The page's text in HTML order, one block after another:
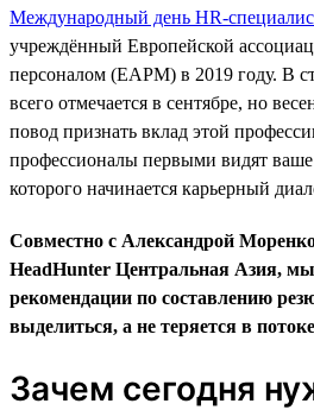
Международный день HR-
учреждённый Европейской
персоналом (EAPM) в 2019 году. В
всего отмечается в сентябре, но
повод признать вклад этой
профессионалы первыми видят
которого начинается карьерный
Совместно с Александрой
HeadHunter Центральная Азия,
рекомендации по составлению
выделиться, а не теряется в
Зачем сегодня